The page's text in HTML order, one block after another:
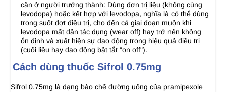
căn ở người trưởng thành: Dùng đơn trị liệu (không cùng
levodopa) hoặc kết hợp với levodopa, nghĩa là có thể dùng
trong suốt đợt điều trị, cho đến cả giai đoạn muộn khi
levodopa mất dần tác dụng (wear off) hay trở nên không
ổn định và xuất hiện sự dao động trong hiệu quả điều trị
(cuối liều hay dao động bật tắt "on off").
Cách dùng thuốc Sifrol 0.75mg
Sifrol 0.75mg là dạng bào chế đường uống của pramipexole